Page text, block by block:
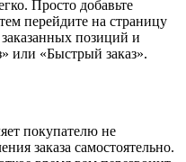
Просто добавьте
перейдите на страницу
позиций и
или «Быстрый заказ».
покупателю не
заказа самостоятельно.